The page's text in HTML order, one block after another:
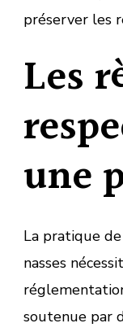
préserver les
Les
une
La pratique
nasses
soutenue par